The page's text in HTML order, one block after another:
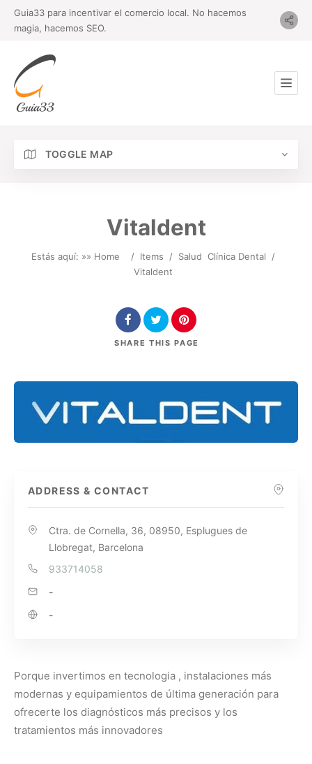
Guia33 para incentivar el comercio local. No hacemos
magia, hacemos SEO.
TOGGLE MAP
Vitaldent
Estás aquí: »» Home / Items / Salud Clínica Dental
/
Vitaldent
SHARE THIS PAGE
ADDRESS & CONTACT
Ctra. de Cornella, 36, 08950, Esplugues de
Llobregat, Barcelona
933714058
-
-
Porque invertimos en tecnologia , instalaciones más
modernas y equipamientos de última generación para
ofrecerte los diagnósticos más precisos y los
tratamientos más innovadores